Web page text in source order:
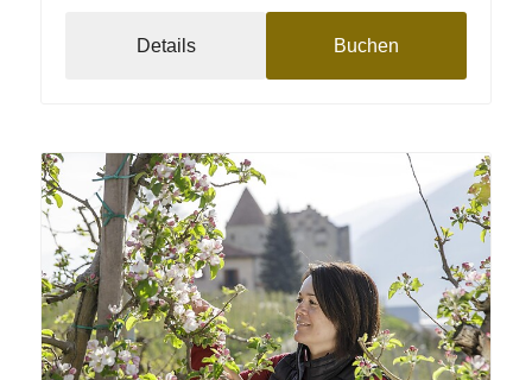
Details Buchen